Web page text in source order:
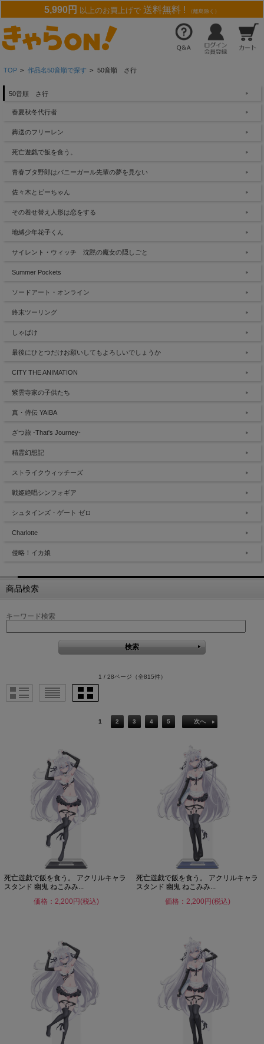
5,990円 以上のお買上げで 送料無料 ! （離島除く）
TOP > 作品名50音順で探す > 50音順 さ行
50音順 さ行
春夏秋冬代行者
葬送のフリーレン
死亡遊戯で飯を食う。
青春ブタ野郎はバニーガール先輩の夢を見ない
佐々木とピーちゃん
その着せ替え人形は恋をする
地縛少年花子くん
サイレント・ウィッチ 沈黙の魔女の隠しごと
Summer Pockets
ソードアート・オンライン
終末ツーリング
しゃばけ
最後にひとつだけお願いしてもよろしいでしょうか
CITY THE ANIMATION
紫雲寺家の子供たち
真・侍伝 YAIBA
ざつ旅 -That's Journey-
精霊幻想記
ストライクウィッチーズ
戦姫絶唱シンフォギア
シュタインズ・ゲート ゼロ
Charlotte
侵略！イカ娘
商品検索
キーワード検索
1 / 28ページ （全815件）
1 2 3 4 5 次へ
死亡遊戯で飯を食う。 アクリルキャラ
スタンド 幽鬼 ねこみみ...
価格：2,200円(税込)
死亡遊戯で飯を食う。 アクリルキャラ
スタンド 幽鬼 ねこみみ...
価格：2,200円(税込)